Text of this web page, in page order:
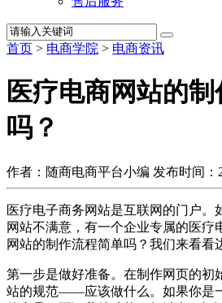
首页 > 电商学院 > 电商资讯
医疗电商网站的
吗？
作者：随商电商平台小编 发布时间：
医疗电子商务网站是互联网的门户。
网站不满意，有一个企业专属的医疗
网站的制作流程简单吗？我们来看看
第一步是做好准备。在制作网页的初
站的规范——应该做什么。如果你是